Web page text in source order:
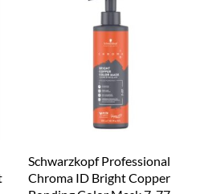
Schwarzkopf Professional
Chroma ID Bright Copper